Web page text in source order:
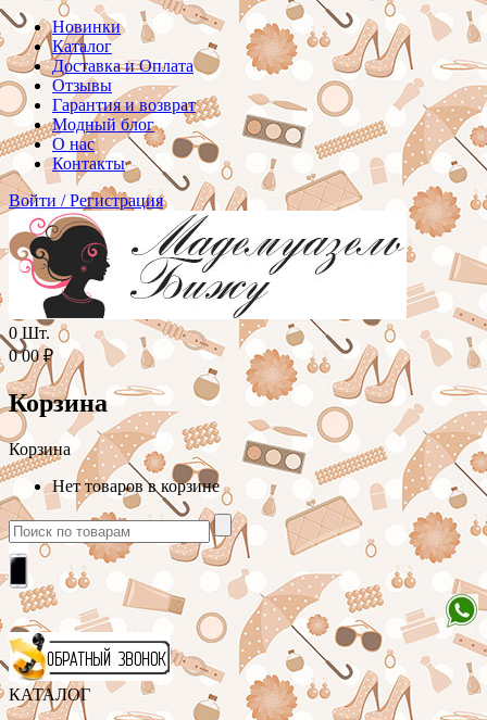
Новинки
Каталог
Доставка и Оплата
Отзывы
Гарантия и возврат
Модный блог
О нас
Контакты
Войти /Регистрация
0 Шт.
0 00 ₽
Корзина
Корзина
Нет товаров в корзине
КАТАЛОГ